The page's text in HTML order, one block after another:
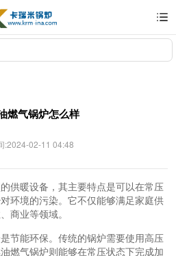
燃气锅炉怎么样
:2024-02-11 04:48
供暖设备，其主要特点是可以在常压
环境的污染。它不仅能够满足家庭供
商业等领域。
节能环保。传统的锅炉需要使用高压
燃气锅炉则能够在常压状态下完成加